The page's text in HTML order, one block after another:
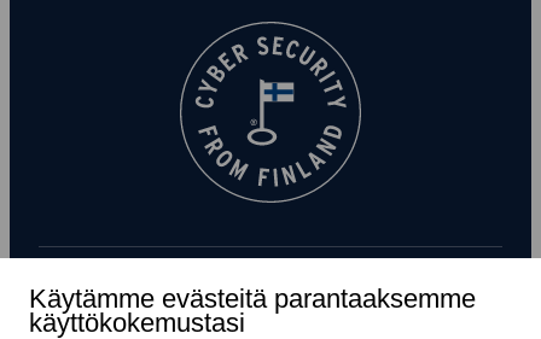
Tilaa uutiskirje
Käytämme evästeitä parantaaksemme
käyttökokemustasi